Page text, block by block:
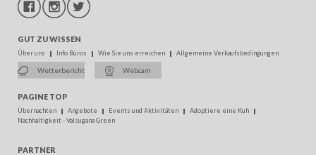
GUT ZU WISSEN
Über uns Info Büros Wie Sie uns erreichen Allgemeine Verkaufsbedingungen
Wetterbericht Webcam
PAGINE TOP
Übernachten Angebote Events und Aktivitäten
Adoptiere eine Kuh
Nachhaltigkeit - Valsugana Green
PARTNER